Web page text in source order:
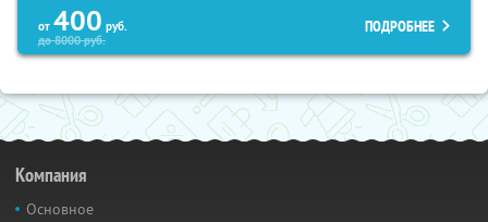
от 400 руб.
до8000руб.
ПОДРОБНЕЕ
Компания
Основное